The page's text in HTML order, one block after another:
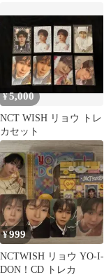
¥5,000
NCT WISH リョウ トレ
カセット
¥999
NCTWISH リョウ YO-I-
DON！CD トレカ